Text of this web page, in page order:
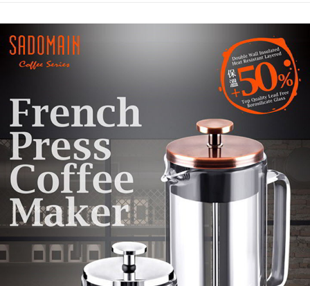
1.分期款項不併入電信帳單，「大哥付你分期」於每月結算日後寄送繳費提
醒簡訊。
2.透過簡訊連結打開帳單後，可選擇「超商條碼／台灣大直營門市／銀行轉
帳／街口支付／iPASS MONEY」等通路繳費。
1.本服務係由「台灣大哥大股份有限公司」（以下簡稱本公司）所提供，讓
用戶於交易時，得透過本服務購買商品或服務，並由商店將買賣／分期付款
買賣價金債權讓與本公司後，依約使用本公司帳單繳交帳款。
2.基於同意付款使用「大哥付你分期」之契約關係目的，商店將以您的個人
資料（包含姓名、電話或地址）提供予台灣大哥大進項蒐集、處理及利用，
由本公司與您本人進行分期帳單所需資料之確認、核對及更正。
3.完整用戶服務條款，請詳閱以下連結：https://oppay.tw/userRule
１．於結帳方式選擇「AFTEE先享後付」後，將跳轉至「AFTEE先享後付」
結帳頁面，進行簡訊認證並確認金額後，即可完成結帳。
２．訂單成立數日內，您將收到繳費通知簡訊。
３．收到繳費通知簡訊後14天內，點擊此簡訊中的連結，可透過四大超商／
ATM／網路銀行／等多元方式進行付款，方視為交易完成。
※ 請注意：結帳手續完成當下不需立刻繳費，但若您需要取消訂單，請聯絡
購買商品的店家。未經商家同意取消之訂單仍視為有效，需透過AFTEE先享
後付繳納相關費用。
※ 交易是否成功請以「AFTEE先享後付 」之結帳頁面顯示為準，若有關於
是否繳費成功／繳費後需取消欲退款等相關疑問，請聯繫「AFTEE先享後付
客戶支援中心」https://netprotections.freshdesk.com/support/home
【注意事項】
１．透過由恩沛科技股份有限公司提供之「AFTEE先享後付」服務完成之交
易，需依本服務之必要範圍內提供個人資料，並將交易相關給付款項請求債
２．關於個人資料處理事宜，請瀏覽以下網址：
https://aftee.tw/terms/#terms3
３．未成年的使用者請事先徵得法定代理人或監護人之同意方可使用
「AFTEE先享後付」，若未經同意申辦者引起之損失，本公司不負相關責
付款後7-11取貨
宅配
每筆NT$100，滿NT$1,000(含以上)免運費
京站台北店客服中心(1F星巴克旁) 即日起不提供京站紙袋，取件時
請自備購物袋，若需購買紙袋可現場詢問
免運費